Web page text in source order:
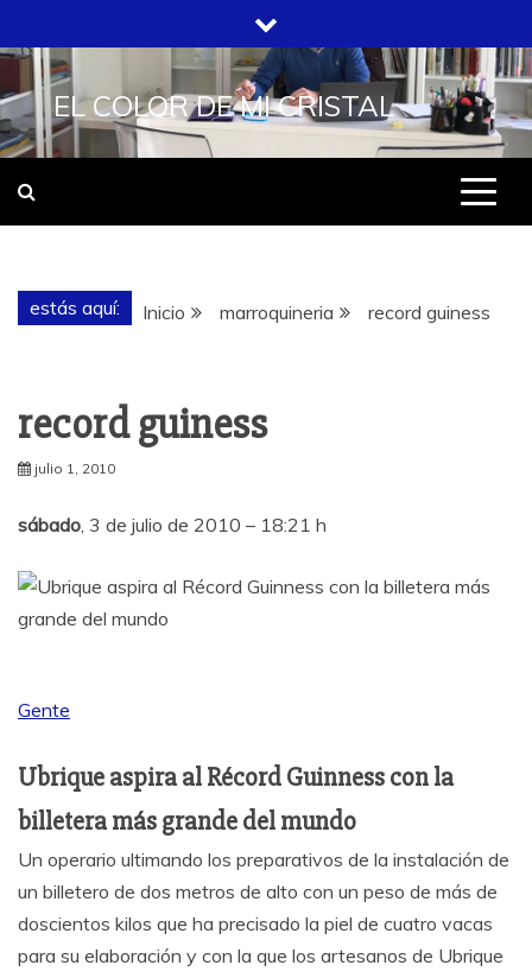
al
contenido
EL COLOR DE MI CRISTAL
estás aquí: Inicio marroquineria record guiness
record guiness
julio 1, 2010
sábado, 3 de julio de 2010 – 18:21 h
Gente
Ubrique aspira al Récord Guinness con la
billetera más grande del mundo
Un operario ultimando los preparativos de la instalación de
un billetero de dos metros de alto con un peso de más de
doscientos kilos que ha precisado la piel de cuatro vacas
para su elaboración y con la que los artesanos de Ubrique